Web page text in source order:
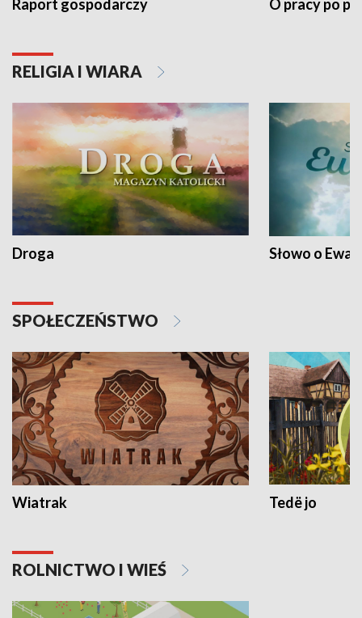
Raport gospodarczy O pracy po
RELIGIA I WIARA
Droga Słowo o
SPOŁECZEŃSTWO
Wiatrak Tedë jo
ROLNICTWO I WIEŚ